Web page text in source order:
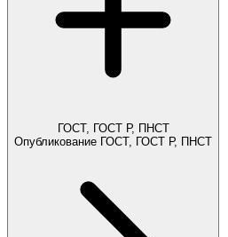
ГОСТ, ГОСТ Р, ПНСТ
Опубликование ГОСТ, ГОСТ Р, ПНСТ